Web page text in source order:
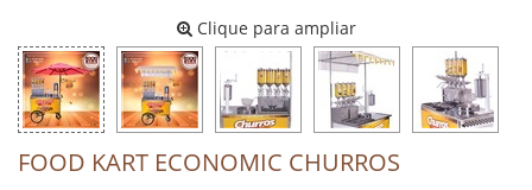
Clique para ampliar
FOOD KART ECONOMIC CHURROS